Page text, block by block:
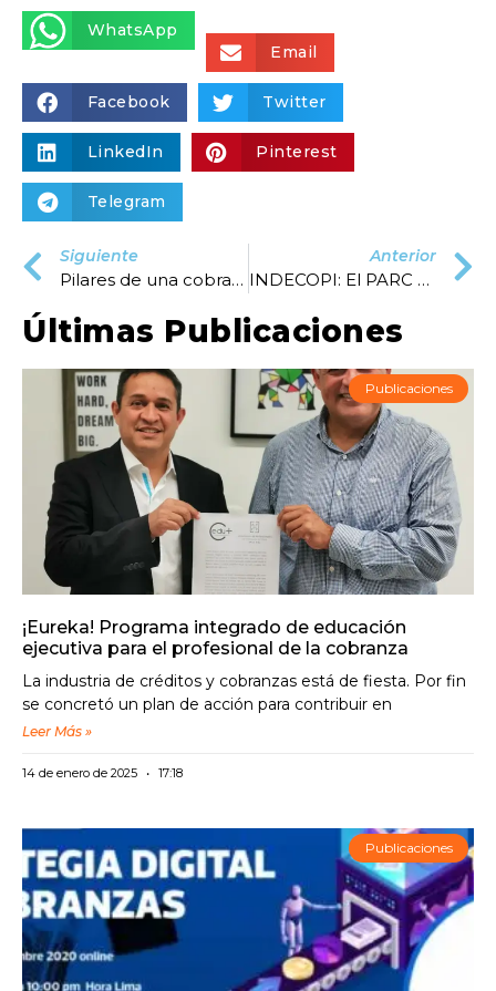
WhatsApp
Email
Facebook Twitter
LinkedIn Pinterest
Telegram
Siguiente
Pilares de una cobranza efectiva
Anterior
INDECOPI: El PARC y la continuidad de los negocios en crisis
Últimas Publicaciones
Publicaciones
¡Eureka! Programa integrado de educación
ejecutiva para el profesional de la cobranza
La industria de créditos y cobranzas está de fiesta. Por fin
se concretó un plan de acción para contribuir en
Leer Más »
14 de enero de 2025 17:18
Publicaciones